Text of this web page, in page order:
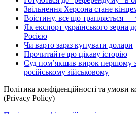
Звільнення Херсона стане
Воістину, все що трапляється —
Як експорт українського зерна
Росією
Чи варто зараз купувати долари
Прочитайте цю цікаву історію
Суд пом’якшив вирок першому
російському військовому
Політика конфіденційності та умови
(Privacy Policy)